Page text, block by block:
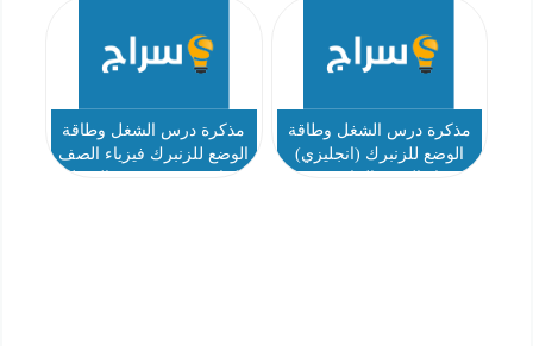
مذكرة درس الشغل وطاقة
الوضع للزنبرك (انجليزي)
مذكرة درس الشغل وطاقة
الوضع للزنبرك فيزياء الصف